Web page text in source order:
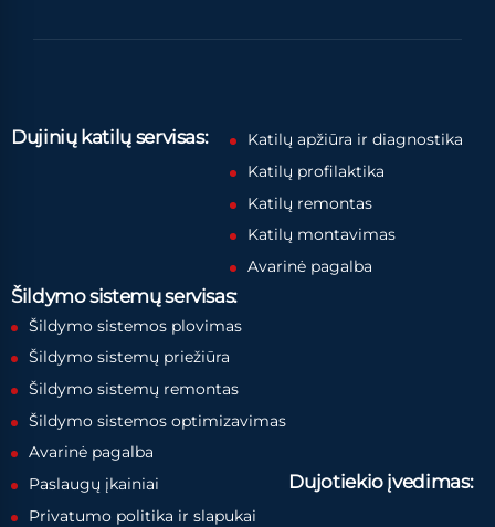
Dujinių katilų servisas:
Katilų apžiūra ir diagnostika
Katilų profilaktika
Katilų remontas
Katilų montavimas
Avarinė pagalba
Šildymo sistemų servisas:
Šildymo sistemos plovimas
Šildymo sistemų priežiūra
Šildymo sistemų remontas
Šildymo sistemos optimizavimas
Avarinė pagalba
Paslaugų įkainiai
Privatumo politika ir slapukai
Dujotiekio įvedimas: